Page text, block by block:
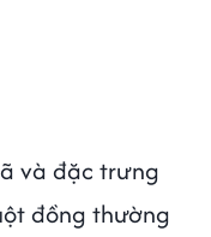
và đặc trưng
đồng thường